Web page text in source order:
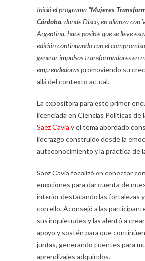
Inició el programa “Mujeres
Córdoba, donde Disco, en alianza con
Argentina, hace posible que se lleve
edición continuando con el
generar impulsos transformadores en
emprendedoraspromoviendo su
allá del contexto actual.
La expositora para este primer
licenciada en Ciencias Políticas de
Saez Cavia y el tema abordado
liderazgo construido desde la
autoconocimiento y la práctica de
Saez Cavia focalizó en conectar
emociones para dar cuenta de
interior destacando las fortalezas
con ello. Aconsejó a las
sus inquietudes y las alentó a
apoyo y sostén para que
juntas, generando puentes para
aprendizajes adquiridos.